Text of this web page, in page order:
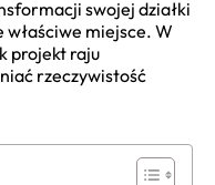
swojej działki
właściwe miejsce. W
projekt raju
rzeczywistość